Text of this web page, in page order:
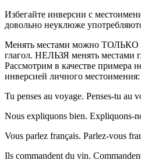
Избегайте инверсии с
довольно неуклюже
Менять местами можно ТОЛЬКО
глагол. НЕЛЬЗЯ менять местами
Рассмотрим в качестве примера
инверсией личного местоимения:
Tu penses au voyage. Penses-tu au
Nous expliquons bien. Expliquons-
Vous parlez français. Parlez-vous
Ils commandent du vin.